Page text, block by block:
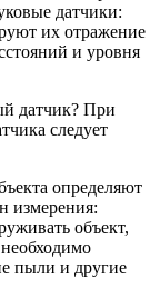
датчики:
их отражение
и уровня
датчик? При
следует
определяют
измерения:
объект,
пыли и другие